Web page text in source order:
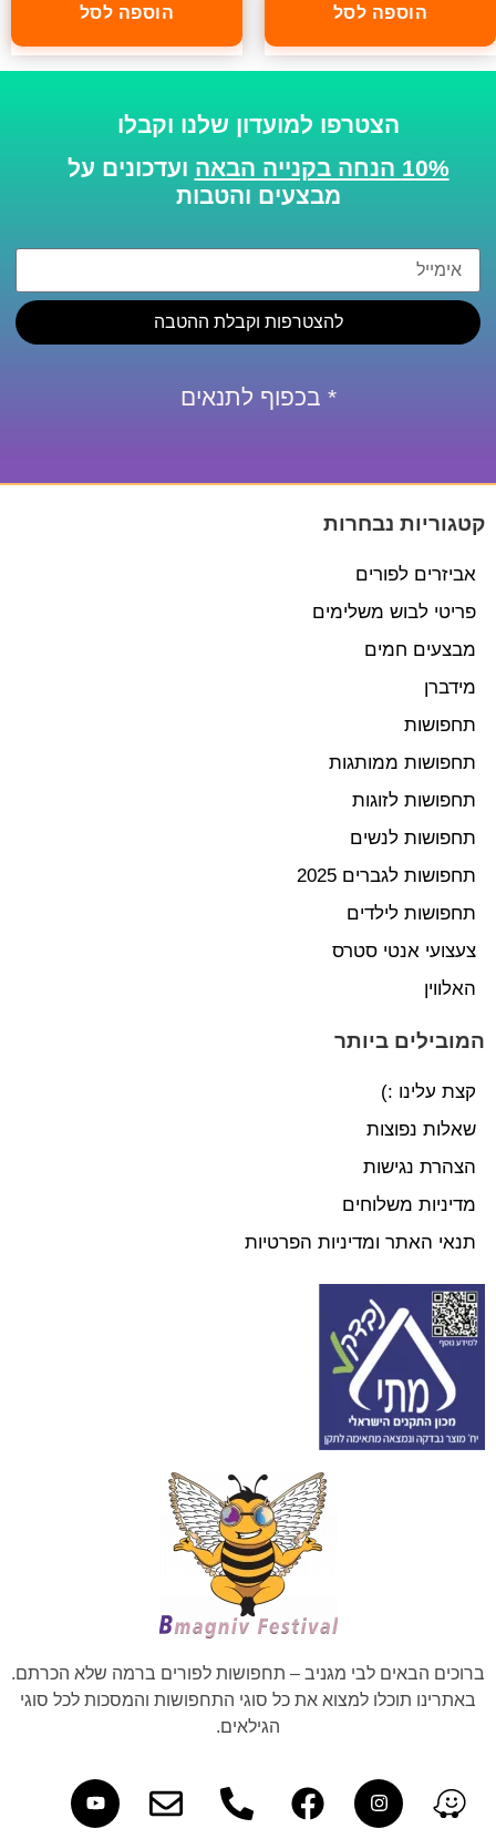
הוספה לסל הוספה לסל
הצטרפו למועדון שלנו וקבלו
10% הנחה בקנייה הבאה
ועדכונים על
מבצעים והטבות
להצטרפות וקבלת ההטבה
* בכפוף לתנאים
קטגוריות נבחרות
אביזרים לפורים
פריטי לבוש משלימים
מבצעים חמים
מידברן
תחפושות
תחפושות ממותגות
תחפושות לזוגות
תחפושות לנשים
תחפושות לגברים 2025
תחפושות לילדים
צעצועי אנטי סטרס
האלווין
המובילים ביותר
קצת עלינו :)
שאלות נפוצות
הצהרת נגישות
מדיניות משלוחים
תנאי האתר ומדיניות הפרטיות
ברוכים הבאים לבי מגניב – תחפושות לפורים ברמה שלא הכרתם.
באתרינו תוכלו למצוא את כל סוגי התחפושות והמסכות לכל סוגי
הגילאים.